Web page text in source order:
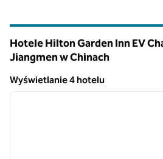
Hotele Hilton Garden Inn EV
Jiangmen w Chinach
Wyświetlanie 4 hotelu
Wyświetlanie 4 hotelu
1 z 12